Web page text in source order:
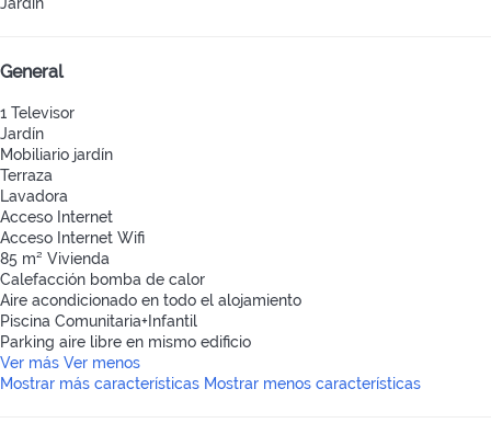
Jardín
General
1 Televisor
Jardín
Mobiliario jardín
Terraza
Lavadora
Acceso Internet
Acceso Internet Wifi
85 m² Vivienda
Calefacción bomba de calor
Aire acondicionado en todo el alojamiento
Piscina Comunitaria+Infantil
Parking aire libre en mismo edificio
Ver más Ver menos
Mostrar más características Mostrar menos características